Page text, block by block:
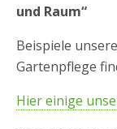
und Raum“
Beispiele
Gartenpflege
Hier einige